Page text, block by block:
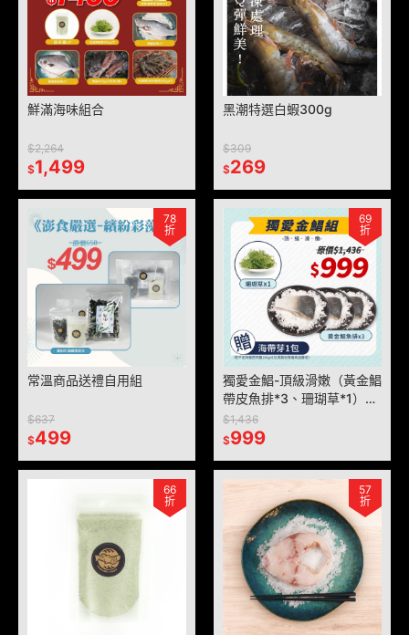
鮮滿海味組合
$2,264
$1,499
黑潮特選白蝦300g
$309
$269
78
折
常溫商品送禮自用組
$637
$499
69
折
獨愛金鯧-頂級滑嫩（黃金鯧
帶皮魚排*3、珊瑚草*1）贈
海帶芽*1
$1,436
$999
66
折
57
折